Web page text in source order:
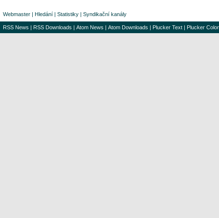
Webmaster | Hledání | Statistiky | Syndikační kanály
RSS News | RSS Downloads | Atom News | Atom Downloads | Plucker Text | Plucker Color